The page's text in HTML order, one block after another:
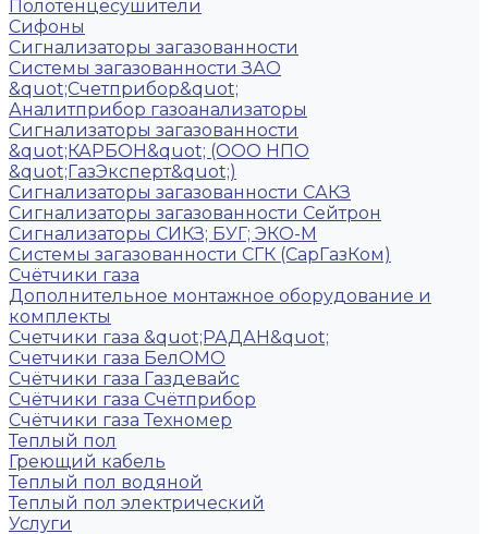
Полотенцесушители
Сифоны
Сигнализаторы загазованности
Системы загазованности ЗАО
&quot;Счетприбор&quot;
Аналитприбор газоанализаторы
Сигнализаторы загазованности
&quot;КАРБОН&quot; (ООО НПО
&quot;ГазЭксперт&quot;)
Сигнализаторы загазованности САКЗ
Сигнализаторы загазованности Сейтрон
Сигнализаторы СИКЗ; БУГ; ЭКО-М
Системы загазованности СГК (СарГазКом)
Счётчики газа
Дополнительное монтажное оборудование и
комплекты
Счетчики газа &quot;РАДАН&quot;
Счетчики газа БелОМО
Счётчики газа Газдевайс
Счётчики газа Счётприбор
Счётчики газа Техномер
Теплый пол
Греющий кабель
Теплый пол водяной
Теплый пол электрический
Услуги